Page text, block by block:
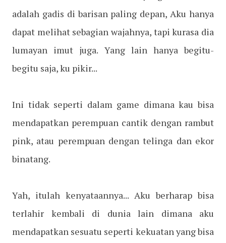
adalah gadis di barisan paling depan, Aku hanya
dapat melihat sebagian wajahnya, tapi kurasa dia
lumayan imut juga. Yang lain hanya begitu-
begitu saja, ku pikir...
Ini tidak seperti dalam game dimana kau bisa
mendapatkan perempuan cantik dengan rambut
pink, atau perempuan dengan telinga dan ekor
binatang.
Yah, itulah kenyataannya... Aku berharap bisa
terlahir kembali di dunia lain dimana aku
mendapatkan sesuatu seperti kekuatan yang bisa